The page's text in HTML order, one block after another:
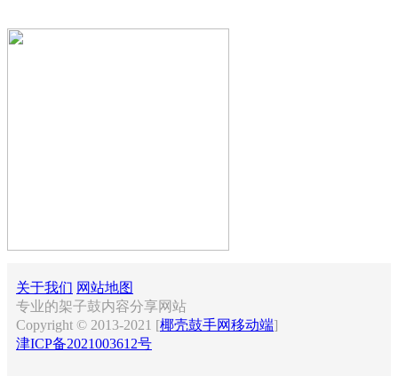
关于我们 网站地图
专业的架子鼓内容分享网站
Copyright © 2013-2021 [椰壳鼓手网移动端]
津ICP备2021003612号